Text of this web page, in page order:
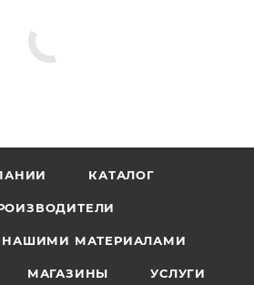
КАТАЛОГ
НАШИМИ МАТЕРИАЛАМИ
МАГАЗИНЫ УСЛУГИ